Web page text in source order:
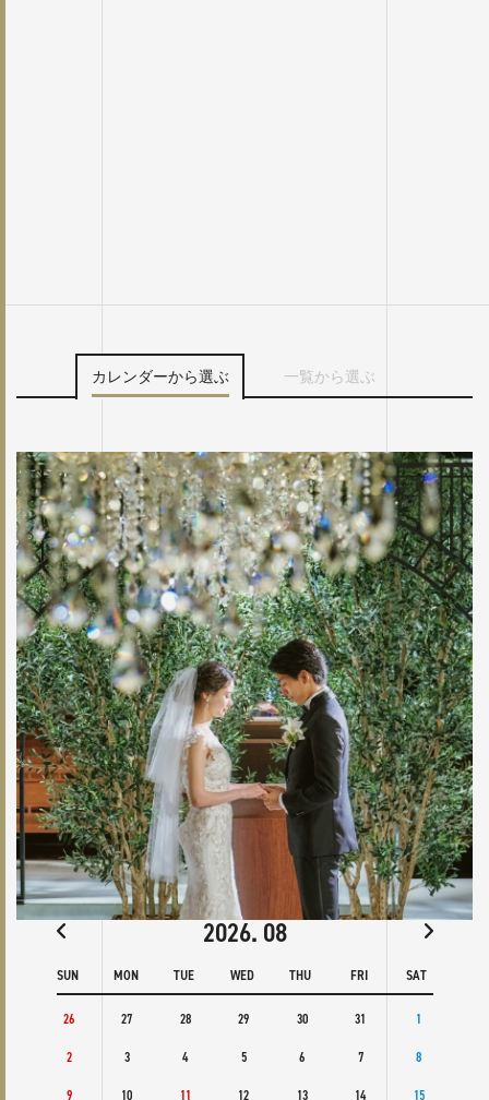
カレンダーから選ぶ 一覧から選ぶ
2026. 08
SUN MON TUE WED THU FRI SAT
26 27 28 29 30 31 1
2 3 4 5 6 7 8
9 10 11 12 13 14 15